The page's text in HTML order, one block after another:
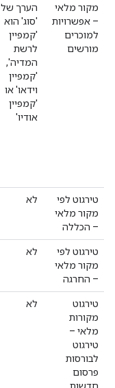
מקור מלאי
– אפשרויות
למוכרים
מורשים
הערך של
'סוג' הוא
'קמפיין
לרשת
המדיה',
'קמפיין
וידאו' או
'קמפיין
אודיו'
טירגוט לפי
מקור מלאי
– הכללה
לא
טירגוט לפי
מקור מלאי
– החרגה
לא
טירגוט
מקורות
מלאי –
טירגוט
לבורסות
פרסום
לא